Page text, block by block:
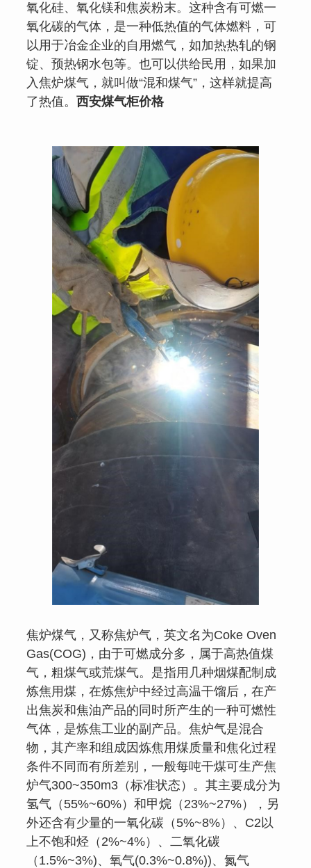
氧化硅、氧化镁和焦炭粉末。这种含有可燃一
氧化碳的气体，是一种低热值的气体燃料，可
以用于冶金企业的自用燃气，如加热热轧的钢
锭、预热钢水包等。也可以供给民用，如果加
入焦炉煤气，就叫做“混和煤气”，这样就提高
了热值。西安煤气柜价格
焦炉煤气，又称焦炉气，英文名为Coke Oven
Gas(COG)，由于可燃成分多，属于高热值煤
气，粗煤气或荒煤气。是指用几种烟煤配制成
炼焦用煤，在炼焦炉中经过高温干馏后，在产
出焦炭和焦油产品的同时所产生的一种可燃性
气体，是炼焦工业的副产品。焦炉气是混合
物，其产率和组成因炼焦用煤质量和焦化过程
条件不同而有所差别，一般每吨干煤可生产焦
炉气300~350m3（标准状态）。其主要成分为
氢气（55%~60%）和甲烷（23%~27%），另
外还含有少量的一氧化碳（5%~8%）、C2以
上不饱和烃（2%~4%）、二氧化碳
（1.5%~3%)、氧气(0.3%~0.8%))、氮气